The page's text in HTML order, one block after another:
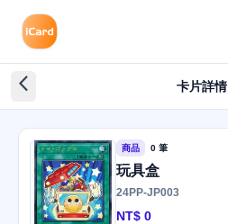
arrow_back_ios_new 卡片詳情
商品 0 筆
玩具盒
24PP-JP003
NT$ 0